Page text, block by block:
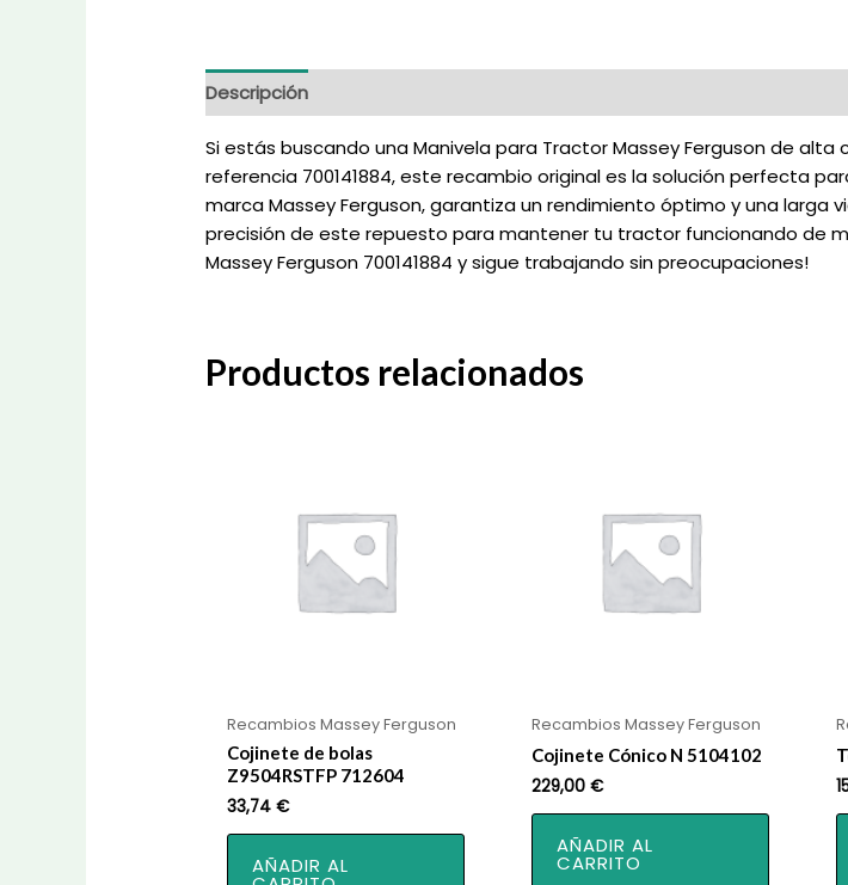
Descripción
Si estás buscando una Manivela para Tractor Massey Ferguson de
referencia 700141884, este recambio original es la solución perfecta
marca Massey Ferguson, garantiza un rendimiento óptimo y una larga
precisión de este repuesto para mantener tu tractor funcionando de
Massey Ferguson 700141884 y sigue trabajando sin preocupaciones!
Productos relacionados
Recambios Massey Ferguson
Cojinete de bolas
Z9504RSTFP 712604
33,74€
AÑADIR AL
Recambios Massey Ferguson
Cojinete Cónico N 5104102
229,00€
AÑADIR AL
CARRITO